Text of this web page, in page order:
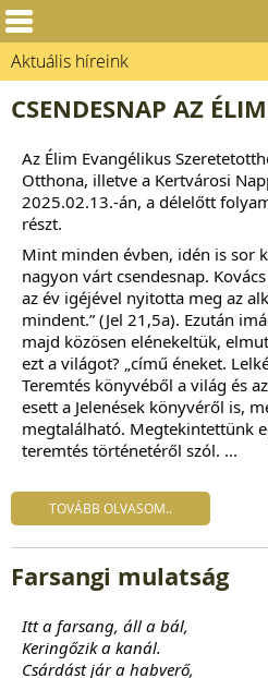
Aktuális híreink
CSENDESNAP AZ
Az Élim Evangélikus
Otthona, illetve a Kertvárosi
2025.02.13.-án, a délelőtt
részt.
Mint minden évben, idén is sor
nagyon várt csendesnap.
az év igéjével nyitotta meg az
mindent.” (Jel 21,5a). Ezután
majd közösen elénekeltük,
ezt a világot? „című éneket.
Teremtés könyvéből a világ és
esett a Jelenések könyvéről is,
megtalálható. Megtekintettünk
teremtés történetéről szól. ...
TOVÁBB OLVASOM..
Farsangi mulatság
Itt a farsang, áll a bál,
Keringőzik a kanál.
Csárdást jár a habverő,